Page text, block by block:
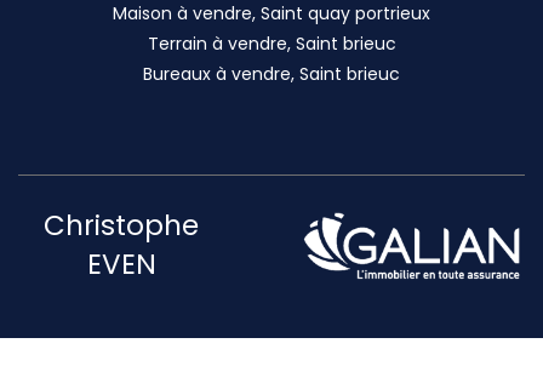
Maison à vendre, Saint quay portrieux
Terrain à vendre, Saint brieuc
Bureaux à vendre, Saint brieuc
Christophe
EVEN